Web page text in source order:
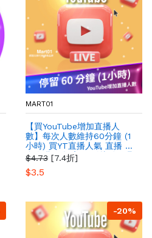
MART01
【買YouTube增加直播人
數】每次人數維持60分鐘 (1
小時) 買YT直播人氣 直播 最
多人購買 提高YT影片粉絲曝
光量
$4.73 [7.4折]
$3.5
-20%